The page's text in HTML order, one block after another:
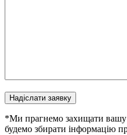
Надіслати заявку
*Ми прагнемо захищати вашу
будемо збирати інформацію